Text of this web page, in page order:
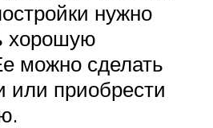
нужно
хорошую
можно сделать
или приобрести